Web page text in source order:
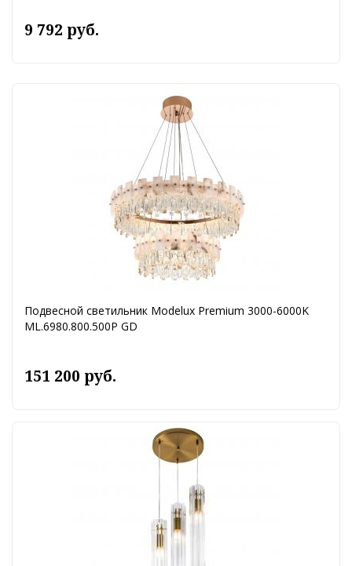
9 792 руб.
Подвесной светильник Modelux Premium 3000-6000K
ML.6980.800.500P GD
151 200 руб.